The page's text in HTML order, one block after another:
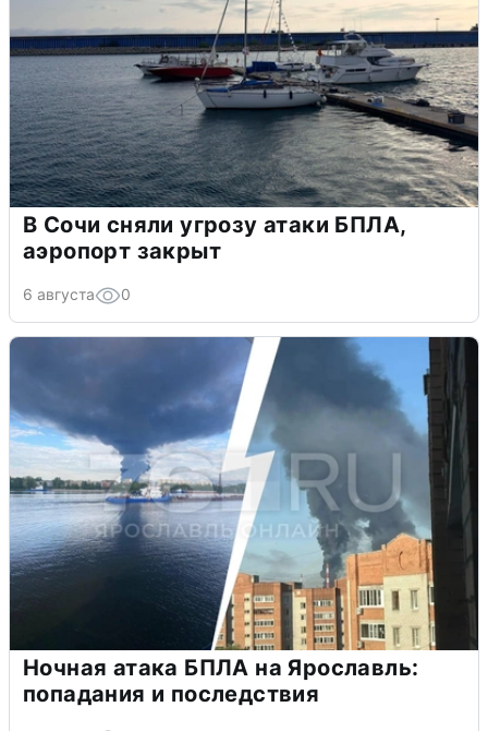
В Сочи сняли угрозу атаки БПЛА,
аэропорт закрыт
6 августа 0
Ночная атака БПЛА на Ярославль:
попадания и последствия